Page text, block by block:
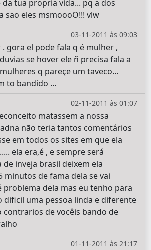
da tua propria vida... pq a dos
sao eles msmoooO!!! vlw
03-11-2011 às 09:03
gora el pode fala q é mulher ,
se hover ele ñ precisa fala a
q pareçe um taveco...
to bandido ...
02-11-2011 às 01:07
matassem a nossa
não teria tantos comentários
em todos os sites em que ela
ela era,é , e sempre será
de inveja brasil deixem ela
minutos de fama dela se vai
problema dela mas eu tenho para
dificil uma pessoa linda e diferente
contrarios de vocêis bando de
01-11-2011 às 21:17